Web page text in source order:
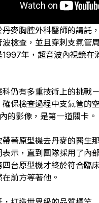
丹麥胸腔外科醫師的請託
波檢查，並且穿刺支氣管
1997年，超音波內視鏡在
仍有多重技術上的挑戰
確保檢查過程中支氣管的
的影像，是第一道關卡。
帶著原型機去丹麥的醫生
表示，直到團隊採用了內
四台原型機才終於符合臨
前方等著他。